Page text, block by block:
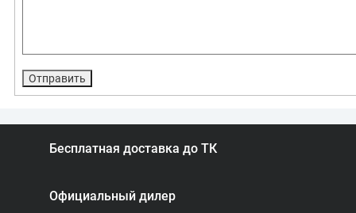
Бесплатная доставка до ТК
Официальный дилер